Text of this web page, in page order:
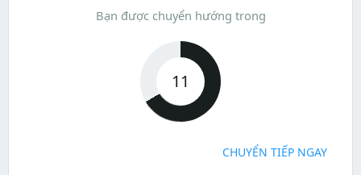
Bạn được chuyển hướng trong
11
CHUYỂN TIẾP NGAY